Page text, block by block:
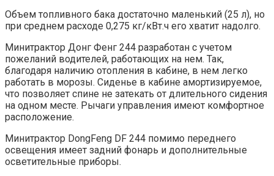
Объем топливного бака достаточно маленький (25 л), но
при среднем расходе 0,275 кг/кВт.ч его хватит надолго.
Минитрактор Донг Фенг 244 разработан с учетом
пожеланий водителей, работающих на нем. Так,
благодаря наличию отопления в кабине, в нем легко
работать в морозы. Сиденье в кабине амортизируемое,
что позволяет спине не затекать от длительного сидения
на одном месте. Рычаги управления имеют комфортное
расположение.
Минитрактор DongFeng DF 244 помимо переднего
освещения имеет задний фонарь и дополнительные
осветительные приборы.